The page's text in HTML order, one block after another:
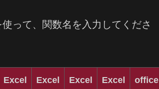
使って、関数名を入力してくださ
Excel
Excel
Excel
Excel
office